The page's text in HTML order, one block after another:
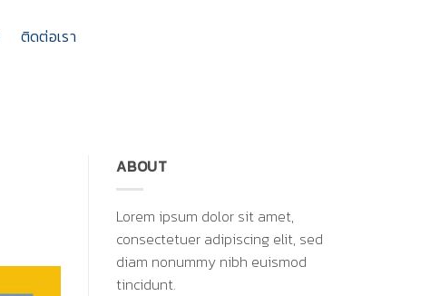
ติดต่อเรา
ABOUT
Lorem ipsum dolor sit amet,
consectetuer adipiscing elit, sed
diam nonummy nibh euismod
tincidunt.